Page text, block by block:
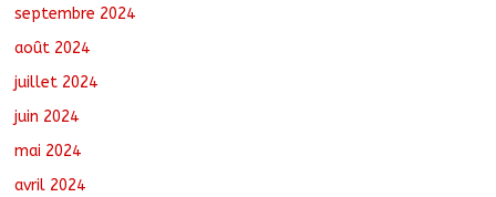
septembre 2024
août 2024
juillet 2024
juin 2024
mai 2024
avril 2024